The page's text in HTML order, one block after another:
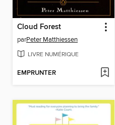
Cloud Forest
parPeter Matthiessen
LIVRE NUMÉRIQUE
EMPRUNTER